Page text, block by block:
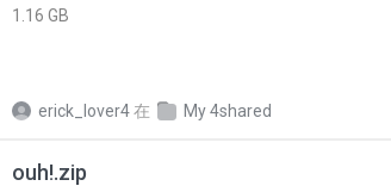
1.16 GB
erick_lover4在 My 4shared
ouh!.zip